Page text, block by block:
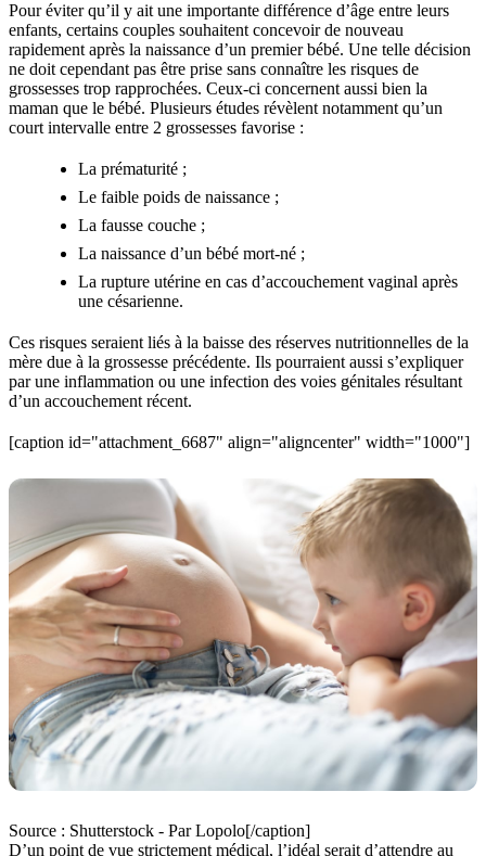
Pour éviter qu’il y ait une importante différence d’âge entre leurs
enfants, certains couples souhaitent concevoir de nouveau
rapidement après la naissance d’un premier bébé. Une telle décision
ne doit cependant pas être prise sans connaître les risques de
grossesses trop rapprochées. Ceux-ci concernent aussi bien la
maman que le bébé. Plusieurs études révèlent notamment qu’un
court intervalle entre 2 grossesses favorise :
La prématurité ;
Le faible poids de naissance ;
La fausse couche ;
La naissance d’un bébé mort-né ;
La rupture utérine en cas d’accouchement vaginal après
une césarienne.
Ces risques seraient liés à la baisse des réserves nutritionnelles de la
mère due à la grossesse précédente. Ils pourraient aussi s’expliquer
par une inflammation ou une infection des voies génitales résultant
d’un accouchement récent.
[caption id="attachment_6687" align="aligncenter" width="1000"]
Source : Shutterstock - Par Lopolo[/caption]
D’un point de vue strictement médical, l’idéal serait d’attendre au